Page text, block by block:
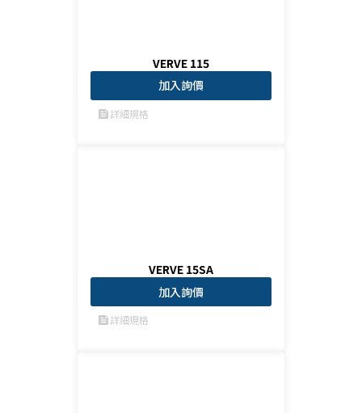
VERVE 115
加入詢價
feed詳細規格
VERVE 15SA
加入詢價
feed詳細規格